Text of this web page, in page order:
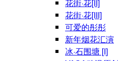
花街·花[II]
花街·花[III]
可爱的彤彤
新年烟花汇演
冰·石围塘 [I]